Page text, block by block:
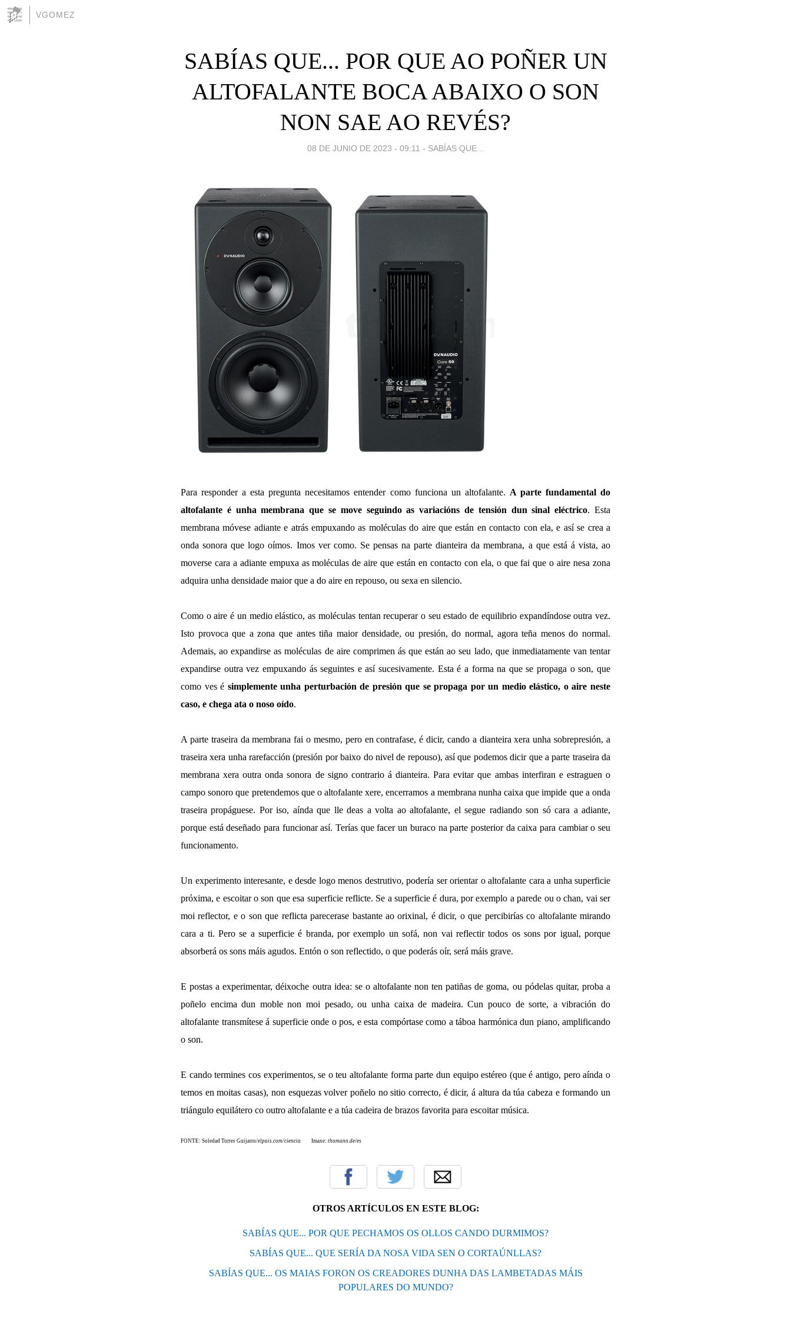
VGOMEZ
SABÍAS QUE... POR QUE AO POÑER UN
ALTOFALANTE BOCA ABAIXO O SON
NON SAE AO REVÉS?
08 DE JUNIO DE 2023 - 09:11 - SABÍAS QUE...
Para responder a esta pregunta necesitamos entender como funciona un altofalante. A parte fundamental do
altofalante é unha membrana que se move seguindo as variacións de tensión dun sinal eléctrico. Esta
membrana móvese adiante e atrás empuxando as moléculas do aire que están en contacto con ela, e así se crea a
onda sonora que logo oímos. Imos ver como. Se pensas na parte dianteira da membrana, a que está á vista, ao
moverse cara a adiante empuxa as moléculas de aire que están en contacto con ela, o que fai que o aire nesa zona
adquira unha densidade maior que a do aire en repouso, ou sexa en silencio.
Como o aire é un medio elástico, as moléculas tentan recuperar o seu estado de equilibrio expandíndose outra vez.
Isto provoca que a zona que antes tiña maior densidade, ou presión, do normal, agora teña menos do normal.
Ademais, ao expandirse as moléculas de aire comprimen ás que están ao seu lado, que inmediatamente van tentar
expandirse outra vez empuxando ás seguintes e así sucesivamente. Esta é a forma na que se propaga o son, que
como ves é simplemente unha perturbación de presión que se propaga por un medio elástico, o aire neste
caso, e chega ata o noso oído.
A parte traseira da membrana fai o mesmo, pero en contrafase, é dicir, cando a dianteira xera unha sobrepresión, a
traseira xera unha rarefacción (presión por baixo do nivel de repouso), así que podemos dicir que a parte traseira da
membrana xera outra onda sonora de signo contrario á dianteira. Para evitar que ambas interfiran e estraguen o
campo sonoro que pretendemos que o altofalante xere, encerramos a membrana nunha caixa que impide que a onda
traseira propáguese. Por iso, aínda que lle deas a volta ao altofalante, el segue radiando son só cara a adiante,
porque está deseñado para funcionar así. Terías que facer un buraco na parte posterior da caixa para cambiar o seu
funcionamento.
Un experimento interesante, e desde logo menos destrutivo, podería ser orientar o altofalante cara a unha superficie
próxima, e escoitar o son que esa superficie reflicte. Se a superficie é dura, por exemplo a parede ou o chan, vai ser
moi reflector, e o son que reflicta parecerase bastante ao orixinal, é dicir, o que percibirías co altofalante mirando
cara a ti. Pero se a superficie é branda, por exemplo un sofá, non vai reflectir todos os sons por igual, porque
absorberá os sons máis agudos. Entón o son reflectido, o que poderás oír, será máis grave.
E postas a experimentar, déixoche outra idea: se o altofalante non ten patiñas de goma, ou pódelas quitar, proba a
poñelo encima dun moble non moi pesado, ou unha caixa de madeira. Cun pouco de sorte, a vibración do
altofalante transmítese á superficie onde o pos, e esta compórtase como a táboa harmónica dun piano, amplificando
o son.
E cando termines cos experimentos, se o teu altofalante forma parte dun equipo estéreo (que é antigo, pero aínda o
temos en moitas casas), non esquezas volver poñelo no sitio correcto, é dicir, á altura da túa cabeza e formando un
triángulo equilátero co outro altofalante e a túa cadeira de brazos favorita para escoitar música.
FONTE: Soledad Torres Guijarro/elpais.com/ciencia Imaxe: thomann.de/es
OTROS ARTÍCULOS EN ESTE BLOG:
SABÍAS QUE... POR QUE PECHAMOS OS OLLOS CANDO DURMIMOS?
SABÍAS QUE... QUE SERÍA DA NOSA VIDA SEN O CORTAÚNLLAS?
SABÍAS QUE... OS MAIAS FORON OS CREADORES DUNHA DAS LAMBETADAS MÁIS
POPULARES DO MUNDO?